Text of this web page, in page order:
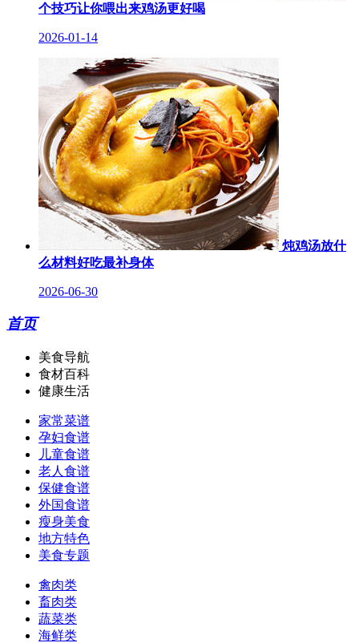
个技巧让你喂出来鸡汤更好喝
2026-01-14
炖鸡汤放什
么材料好吃最补身体
2026-06-30
首页
美食导航
食材百科
健康生活
家常菜谱
孕妇食谱
儿童食谱
老人食谱
保健食谱
外国食谱
瘦身美食
地方特色
美食专题
禽肉类
畜肉类
蔬菜类
海鲜类